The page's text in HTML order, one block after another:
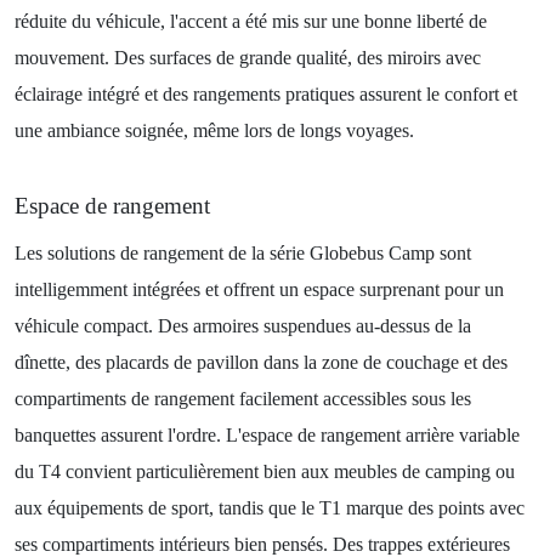
réduite du véhicule, l'accent a été mis sur une bonne liberté de
mouvement. Des surfaces de grande qualité, des miroirs avec
éclairage intégré et des rangements pratiques assurent le confort et
une ambiance soignée, même lors de longs voyages.
Espace de rangement
Les solutions de rangement de la série Globebus Camp sont
intelligemment intégrées et offrent un espace surprenant pour un
véhicule compact. Des armoires suspendues au-dessus de la
dînette, des placards de pavillon dans la zone de couchage et des
compartiments de rangement facilement accessibles sous les
banquettes assurent l'ordre. L'espace de rangement arrière variable
du T4 convient particulièrement bien aux meubles de camping ou
aux équipements de sport, tandis que le T1 marque des points avec
ses compartiments intérieurs bien pensés. Des trappes extérieures